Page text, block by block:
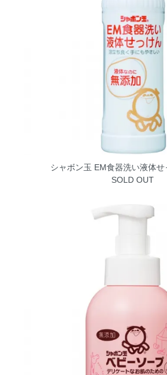
シャボン玉 EM食器洗い液体
SOLD OUT